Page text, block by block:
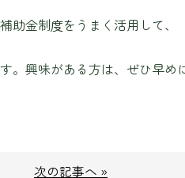
金制度をうまく活用して、
。興味がある方は、ぜひ早め
次の記事へ »